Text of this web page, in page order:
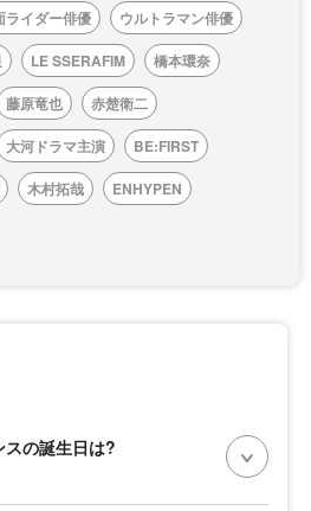
ライダー俳優
ウルトラマン俳優
LE SSERAFIM
橋本環奈
藤原竜也
赤楚衛二
大河ドラマ主演
BE:FIRST
木村拓哉
ENHYPEN
の誕生日は?